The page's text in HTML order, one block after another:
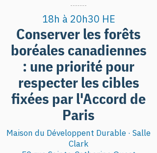
18h à 20h30 HE
Conserver les forêts
boréales canadiennes
: une priorité pour
respecter les cibles
fixées par l'Accord de
Paris
Maison du Développent Durable · Salle
Clark